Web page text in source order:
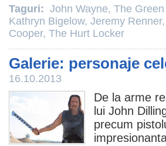
Taguri: John Wayne, The
Kathryn Bigelow, Jeremy Renner,
Cooper, The Hurt Locker
Galerie: personaje
16.10.2013
De la arme
lui John
precum